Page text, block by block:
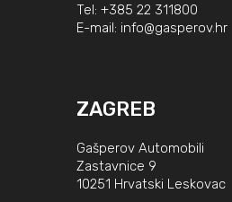
Tel: +385 22 311800
E-mail: info@gasperov.hr
ZAGREB
Gašperov Automobili
Zastavnice 9
10251 Hrvatski Leskovac